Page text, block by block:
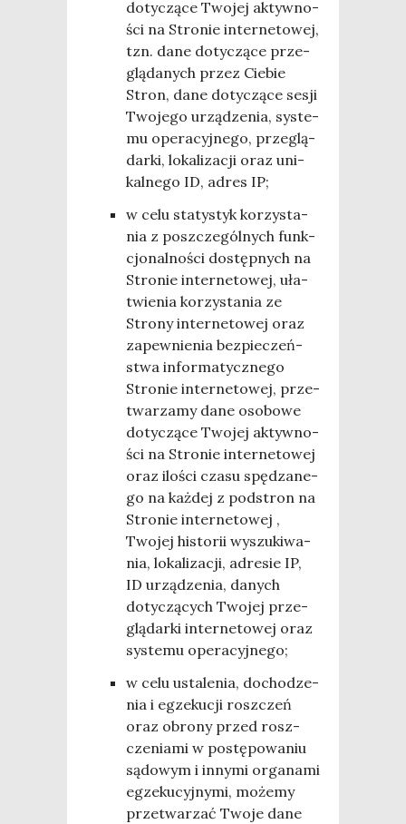
doty­czą­ce Two­jej aktyw­no­
ści na Stro­nie inter­ne­to­wej,
tzn. dane doty­czą­ce prze­
glą­da­nych przez Cie­bie
Stron, dane doty­czą­ce sesji
Two­je­go urzą­dze­nia, sys­te­
mu ope­ra­cyj­ne­go, prze­glą­
dar­ki, loka­li­za­cji oraz uni­
kal­ne­go ID, adres IP;
w celu sta­ty­styk korzy­sta­
nia z poszcze­gól­nych funk­
cjo­nal­no­ści dostęp­nych na
Stro­nie inter­ne­to­wej, uła­
twie­nia korzy­sta­nia ze
Stro­ny inter­ne­to­wej oraz
zapew­nie­nia bez­pie­czeń­
stwa infor­ma­tycz­ne­go
Stro­nie inter­ne­to­wej, prze­
twa­rza­my dane oso­bo­we
doty­czą­ce Two­jej aktyw­no­
ści na Stro­nie inter­ne­to­wej
oraz ilo­ści cza­su spę­dza­ne­
go na każ­dej z pod­stron na
Stro­nie inter­ne­to­wej ,
Two­jej histo­rii wyszu­ki­wa­
nia, loka­li­za­cji, adre­sie IP,
ID urzą­dze­nia, danych
doty­czą­cych Two­jej prze­
glą­dar­ki inter­ne­to­wej oraz
sys­te­mu operacyjnego;
w celu usta­le­nia, docho­dze­
nia i egze­ku­cji rosz­czeń
oraz obro­ny przed rosz­
cze­nia­mi w postę­po­wa­niu
sądo­wym i inny­mi orga­na­mi
egze­ku­cyj­ny­mi, może­my
prze­twa­rzać Two­je dane